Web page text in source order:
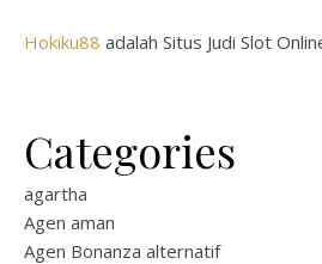
Hokiku88 adalah Situs Judi Slot
Categories
agartha
Agen aman
Agen Bonanza alternatif